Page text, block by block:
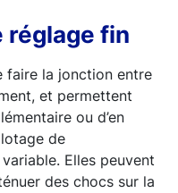
réglage fin
faire la jonction entre
et permettent
ou d’en
de
Elles peuvent
des chocs sur la